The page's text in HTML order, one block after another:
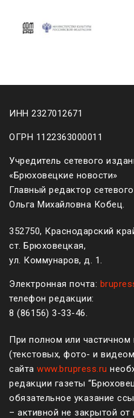
ИНН 2327012671
ОГРН 1122363000011
Учредитель сетевого
«Брюховецкие новости»
Главный редактор
Ольга Михайловна Кобец.
352750, Краснодарский
ст. Брюховецкая,
ул. Коммунаров, д. 1.
Электронная почта:
телефон редакции:
8 (861 56) 3-33-46.
При полном или частичном
(текстовых, фото- и
сайта www.brupress.ru
редакции газеты
обязательное указание
– активной не закрытой